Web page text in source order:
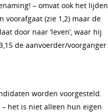
– omvat ook het lijden
voorafgaat (zie 1,2) maar de
door naar ‘leven’, waar hij
de aanvoerder/voorganger
worden voorgesteld.
het is niet alleen hun eigen